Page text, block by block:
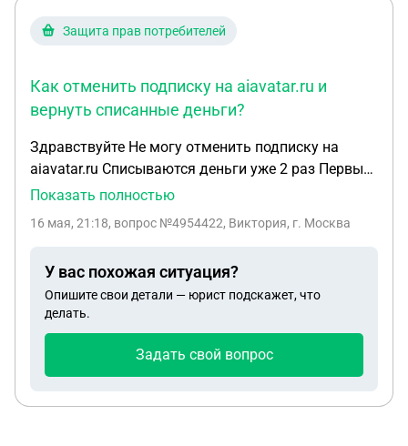
он не хочет. Говорит деньги, либо фигурки, либо я
боюсь, он угрожает блокировкой счетов и
штрафами, возмещением его расходов на суд и
заблокировала, мне страшно.
Защита прав потребителей
Как отменить подписку на aiavatar.ru и
вернуть списанные деньги?
Здравствуйте Не могу отменить подписку на
aiavatar.ru Списываются деньги уже 2 раз Первый
раз вернули быстро Сейчас нет Просят заполнить
Показать полностью
16 мая, 21:18, вопрос №4954422, Виктория, г. Москва
У вас похожая ситуация?
Опишите свои детали — юрист подскажет, что
делать.
Задать свой вопрос